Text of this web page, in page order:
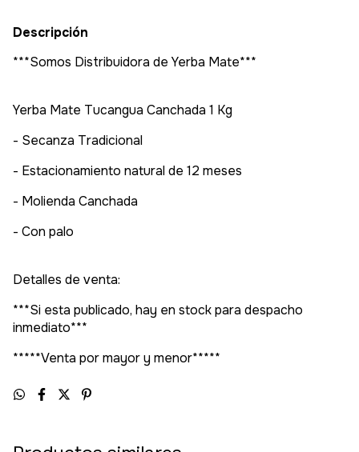
Descripción
***Somos Distribuidora de Yerba Mate***
Yerba Mate Tucangua Canchada 1 Kg
- Secanza Tradicional
- Estacionamiento natural de 12 meses
- Molienda Canchada
- Con palo
Detalles de venta:
***Si esta publicado, hay en stock para despacho
inmediato***
*****Venta por mayor y menor*****